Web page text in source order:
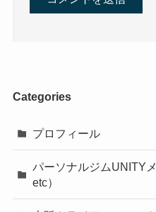
Categories
プロフィール
パーソナルジムUNITY
etc）